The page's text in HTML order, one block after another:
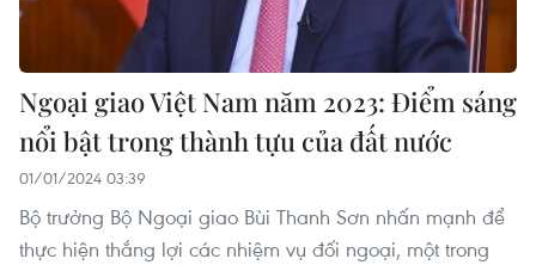
Ngoại giao Việt Nam năm 2023: Điểm sáng
nổi bật trong thành tựu của đất nước
01/01/2024 03:39
Bộ trưởng Bộ Ngoại giao Bùi Thanh Sơn nhấn mạnh để
thực hiện thắng lợi các nhiệm vụ đối ngoại, một trong